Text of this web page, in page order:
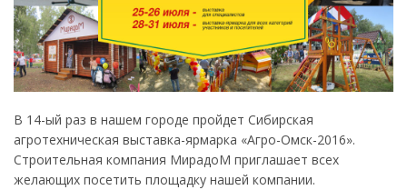
В 14-ый раз в нашем городе пройдет Сибирская
агротехническая выставка-ярмарка «Агро-Омск-2016».
Строительная компания МирадоМ приглашает всех
желающих посетить площадку нашей компании.